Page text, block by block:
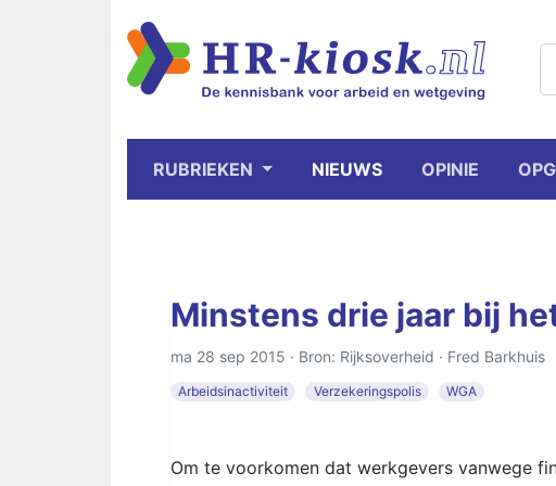
RUBRIEKEN NIEUWS OPINIE
Minstens drie jaar bij
ma 28 sep 2015 · Bron: Rijksoverheid · Fred Barkhuis
Arbeidsinactiviteit Verzekeringspolis WGA
Om te voorkomen dat werkgevers vanwege